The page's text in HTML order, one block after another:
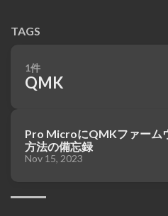
TAGS
1件
QMK
Pro MicroにQMKファーム
方法の備忘録
Nov 15, 2023